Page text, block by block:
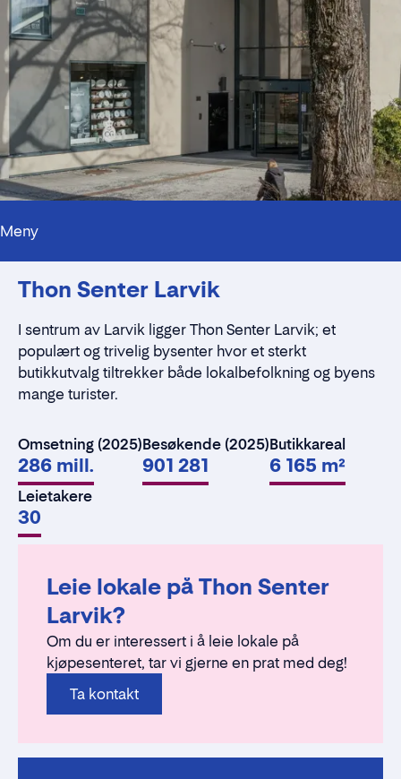
Meny
Alt du trenger å vite
Standleie
Kontaktskjema
Thon Senter Larvik
I sentrum av Larvik ligger Thon Senter Larvik; et
populært og trivelig bysenter hvor et sterkt
butikkutvalg tiltrekker både lokalbefolkning og byens
mange turister.
Omsetning (2025)
286 mill.
Besøkende (2025)
901 281
Butikkareal
6 165 m²
Leietakere
30
Leie lokale på Thon Senter
Larvik?
Om du er interessert i å leie lokale på
kjøpesenteret, tar vi gjerne en prat med deg!
Ta kontakt